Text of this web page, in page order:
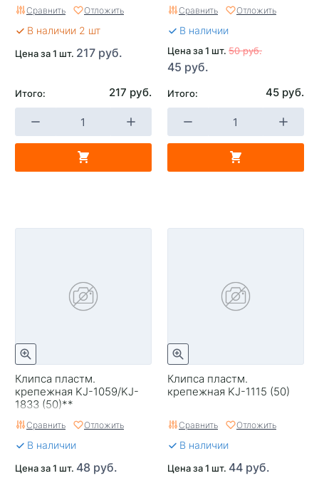
Сравнить Отложить
В наличии 2 шт
Цена за 1 шт. 217 руб.
Итого: 217 руб.
Сравнить Отложить
В наличии
Цена за 1 шт. 50 руб.
45 руб.
Итого: 45 руб.
Клипса пластм.
крепежная KJ-1059/KJ-
1833 (50)**
Сравнить Отложить
В наличии
Цена за 1 шт. 48 руб.
Клипса пластм.
крепежная KJ-1115 (50)
Сравнить Отложить
В наличии
Цена за 1 шт. 44 руб.